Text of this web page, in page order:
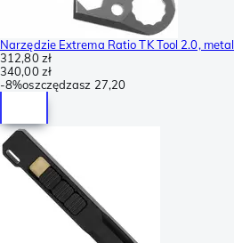
Narzędzie Extrema Ratio TK Tool 2.0, metal
312,80 zł
340,00 zł
-8%oszczędzasz 27,20